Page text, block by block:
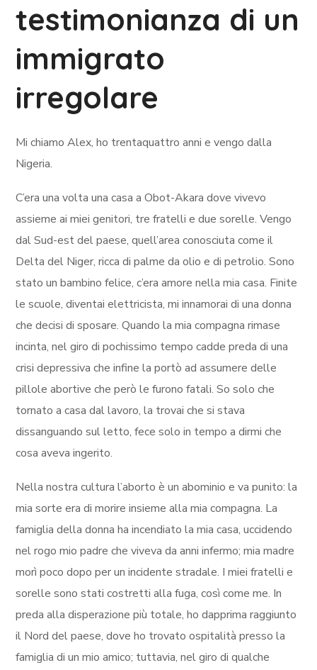
testimonianza di un
immigrato
irregolare
Mi chiamo Alex, ho trentaquattro anni e vengo dalla
Nigeria.
C’era una volta una casa a Obot-Akara dove vivevo
assieme ai miei genitori, tre fratelli e due sorelle. Vengo
dal Sud-est del paese, quell’area conosciuta come il
Delta del Niger, ricca di palme da olio e di petrolio. Sono
stato un bambino felice, c’era amore nella mia casa. Finite
le scuole, diventai elettricista, mi innamorai di una donna
che decisi di sposare. Quando la mia compagna rimase
incinta, nel giro di pochissimo tempo cadde preda di una
crisi depressiva che infine la portò ad assumere delle
pillole abortive che però le furono fatali. So solo che
tornato a casa dal lavoro, la trovai che si stava
dissanguando sul letto, fece solo in tempo a dirmi che
cosa aveva ingerito.
Nella nostra cultura l’aborto è un abominio e va punito: la
mia sorte era di morire insieme alla mia compagna. La
famiglia della donna ha incendiato la mia casa, uccidendo
nel rogo mio padre che viveva da anni infermo; mia madre
morì poco dopo per un incidente stradale. I miei fratelli e
sorelle sono stati costretti alla fuga, così come me. In
preda alla disperazione più totale, ho dapprima raggiunto
il Nord del paese, dove ho trovato ospitalità presso la
famiglia di un mio amico; tuttavia, nel giro di qualche